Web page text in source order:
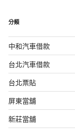
分類
中和汽車借款
台北汽車借款
台北票貼
屏東當舖
新莊當舖